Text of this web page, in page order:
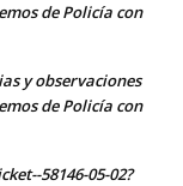
de Policía con
y observaciones
de Policía con
58146-05-02?